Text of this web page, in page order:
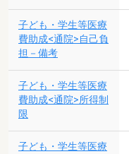
子ども・学生等医療
費助成<通院>自己負
担－備考
子ども・学生等医療
費助成<通院>所得制
限
子ども・学生等医療